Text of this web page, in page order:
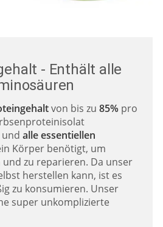
- Enthält alle
von bis zu 85% pro
alle essentiellen
Körper benötigt, um
zu reparieren. Da unser
herstellen kann, ist es
zu konsumieren. Unser
super unkomplizierte